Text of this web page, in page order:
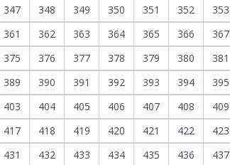
347
348 349 350 351 352 353
361
362 363 364 365 366 367
375
376 377 378 379 380 381
389
390 391 392 393 394 395
403
404 405 406 407 408 409
417
418 419 420 421 422 423
431
432 433 434 435 436 437